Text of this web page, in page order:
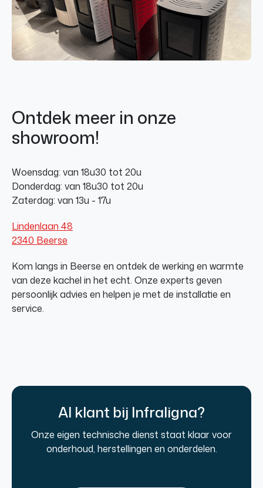
Ontdek meer in onze
showroom!
Woensdag: van 18u30 tot 20u
Donderdag: van 18u30 tot 20u
Zaterdag: van 13u - 17u
Lindenlaan 48
2340 Beerse
Kom langs in Beerse en ontdek de werking en warmte
van deze kachel in het echt. Onze experts geven
persoonlijk advies en helpen je met de installatie en
service.
Al klant bij Infraligna?
Onze eigen technische dienst staat klaar voor
onderhoud, herstellingen en onderdelen.